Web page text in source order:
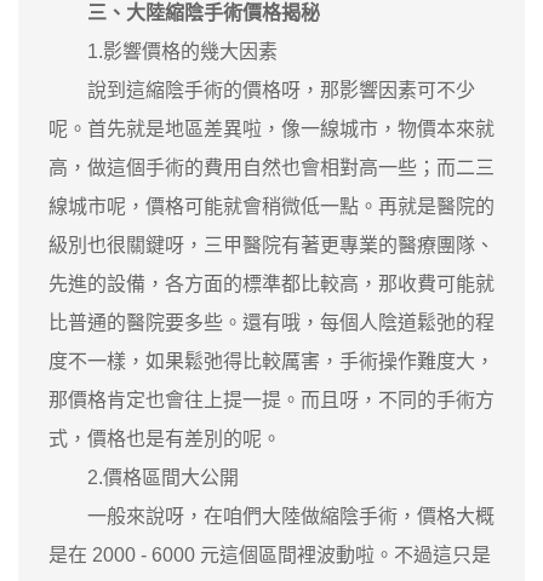
三、大陸縮陰手術價格揭秘
1.影響價格的幾大因素
說到這縮陰手術的價格呀，那影響因素可不少
呢。首先就是地區差異啦，像一線城市，物價本來就
高，做這個手術的費用自然也會相對高一些；而二三
線城市呢，價格可能就會稍微低一點。再就是醫院的
級別也很關鍵呀，三甲醫院有著更專業的醫療團隊、
先進的設備，各方面的標準都比較高，那收費可能就
比普通的醫院要多些。還有哦，每個人陰道鬆弛的程
度不一樣，如果鬆弛得比較厲害，手術操作難度大，
那價格肯定也會往上提一提。而且呀，不同的手術方
式，價格也是有差別的呢。
2.價格區間大公開
一般來說呀，在咱們大陸做縮陰手術，價格大概
是在 2000 - 6000 元這個區間裡波動啦。不過這只是